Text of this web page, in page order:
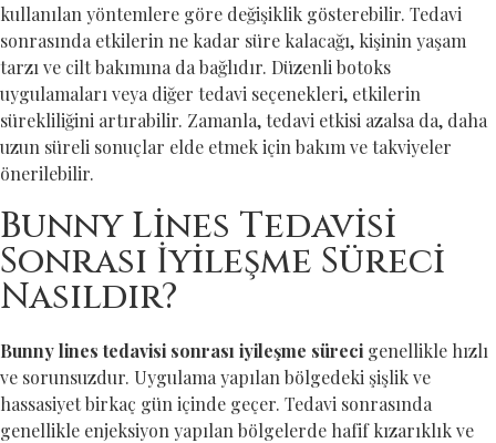
kullanılan yöntemlere göre değişiklik gösterebilir. Tedavi
sonrasında etkilerin ne kadar süre kalacağı, kişinin yaşam
tarzı ve cilt bakımına da bağlıdır. Düzenli botoks
uygulamaları veya diğer tedavi seçenekleri, etkilerin
sürekliliğini artırabilir. Zamanla, tedavi etkisi azalsa da, daha
uzun süreli sonuçlar elde etmek için bakım ve takviyeler
önerilebilir.
Bunny Lines Tedavisi
Sonrası İyileşme Süreci
Nasıldır?
Bunny lines tedavisi sonrası iyileşme süreci genellikle hızlı
ve sorunsuzdur. Uygulama yapılan bölgedeki şişlik ve
hassasiyet birkaç gün içinde geçer. Tedavi sonrasında
genellikle enjeksiyon yapılan bölgelerde hafif kızarıklık ve